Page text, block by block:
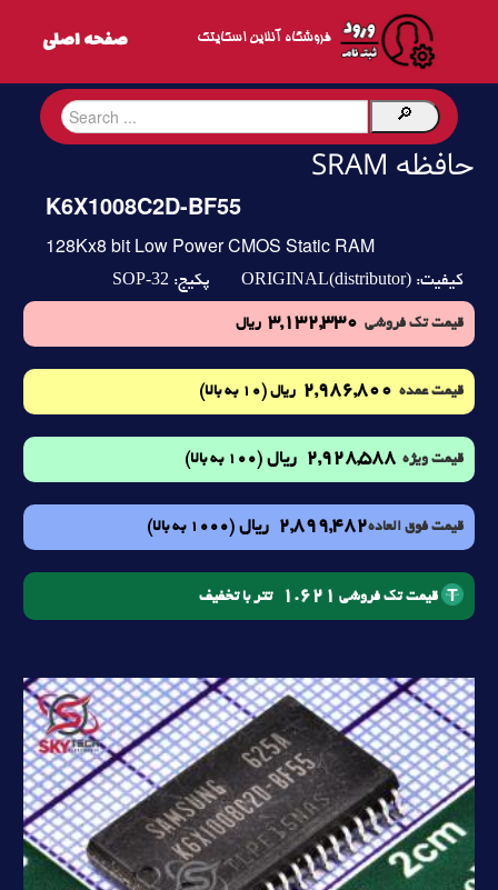
فروشگاه آنلاین اسکایتک
حافظه SRAM
K6X1008C2D-BF55
128Kx8 bit Low Power CMOS Static RAM
کیفیت: ORIGINAL(distributor) پکیج: SOP-32
قیمت تک فروشی 3,132,330 ریال
قیمت عمده 2,986,800 ریال (10 به بالا)
قیمت ویژه 2,928,588 ریال (100 به بالا)
قیمت فوق العاده2,899,482 ریال (1000 به بالا)
قیمت تک فروشی 1.621 تتر با تخفیف